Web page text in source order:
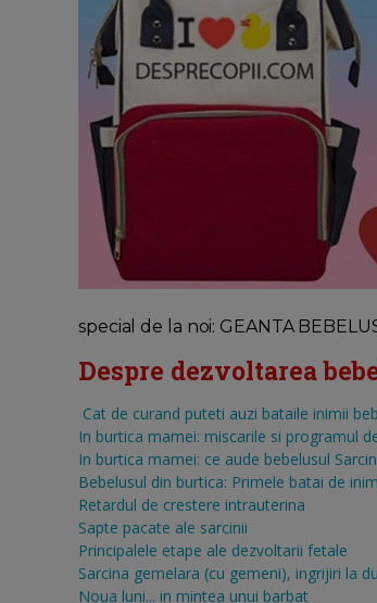
special de la noi: GEANTA
Despre dezvoltarea
Cat de curand puteti auzi bataile inimii
In burtica mamei: miscarile si programul
In burtica mamei: ce aude bebelusul
Bebelusul din burtica: Primele batai de
Retardul de crestere intrauterina
Sapte pacate ale sarcinii
Principalele etape ale dezvoltarii fetale
Sarcina gemelara (cu gemeni), ingrijiri la
Noua luni... in mintea unui barbat